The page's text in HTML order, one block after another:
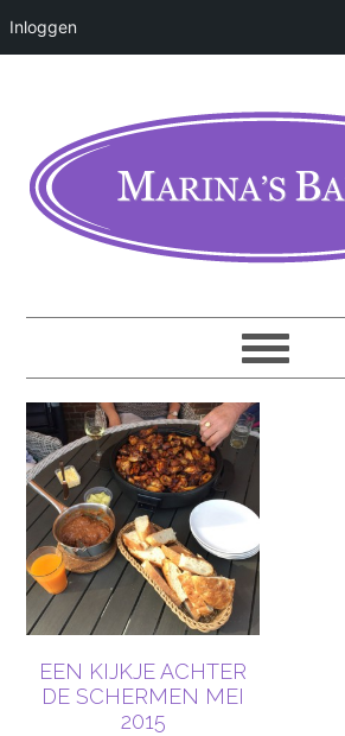
Inloggen
EEN KIJKJE ACHTER
DE SCHERMEN MEI
2015